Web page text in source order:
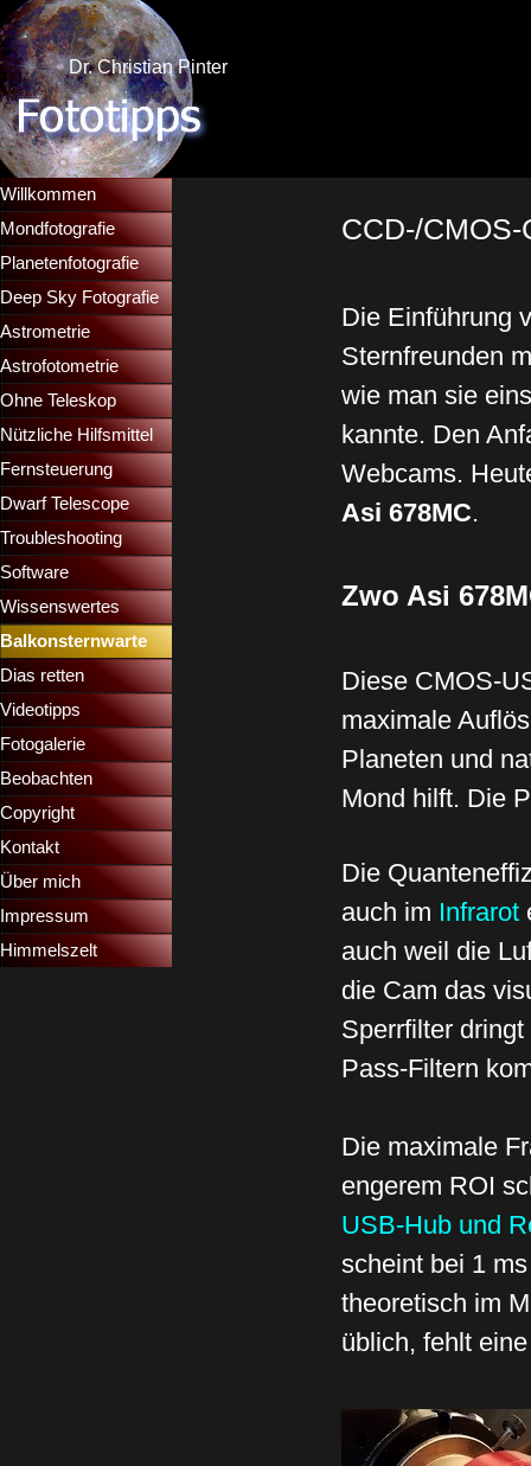
Direkt zum Seiteninhalt
Dr. Christian Pinter
Menü überspringen
Willkommen
Mondfotografie
Planetenfotografie
Deep Sky Fotografie
Astrometrie
Astrofotometrie
Ohne Teleskop
Nützliche Hilfsmittel
Fernsteuerung
Dwarf Telescope
Troubleshooting
Software
Wissenswertes
Balkonsternwarte
Dias retten
Videotipps
Fotogalerie
Beobachten
Copyright
Kontakt
Über mich
Impressum
Himmelszelt
CCD-/
Die Einführung
Sternfreunden
wie man sie
kannte. Den
Webcams.
Asi 678MC.
Zwo Asi
Diese CMOS-
maximale
Planeten und
Mond hilft. Die
Die
auch im Infrarot
auch weil die
die Cam das
Sperrfilter
Pass-Filtern
Die maximale
engerem ROI
USB-Hub und
scheint bei 1
theoretisch im
üblich, fehlt